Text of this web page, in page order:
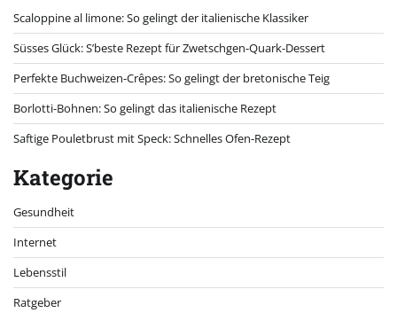
Scaloppine al limone: So gelingt der italienische Klassiker
Süsses Glück: S’beste Rezept für Zwetschgen-Quark-Dessert
Perfekte Buchweizen-Crêpes: So gelingt der bretonische Teig
Borlotti-Bohnen: So gelingt das italienische Rezept
Saftige Pouletbrust mit Speck: Schnelles Ofen-Rezept
Kategorie
Gesundheit
Internet
Lebensstil
Ratgeber